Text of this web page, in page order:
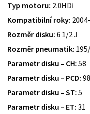
Typ motoru: 2.0HDi
Kompatibilní roky:
Rozměr disku: 6 1/2 J
Rozměr pneumatik:
Parametr disku – CH: 58
Parametr disku – PCD: 98
Parametr disku – ST: 5
Parametr disku – ET: 31